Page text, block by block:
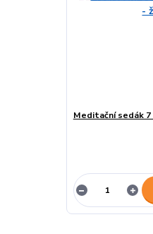
Meditační sedák